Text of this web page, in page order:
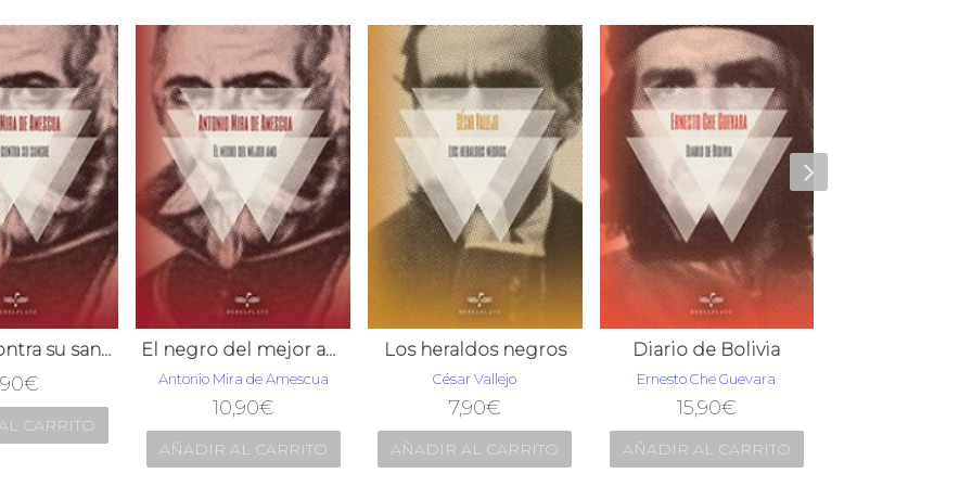
Obligar contra su sangre
€
CARRITO
El negro del mejor amo
Antonio Mira de Amescua
10,90€
AÑADIR AL CARRITO
Los heraldos negros
César Vallejo
7,90€
AÑADIR AL CARRITO
Diario de Bolivia
Ernesto Che Guevara
15,90€
AÑADIR AL CARRITO